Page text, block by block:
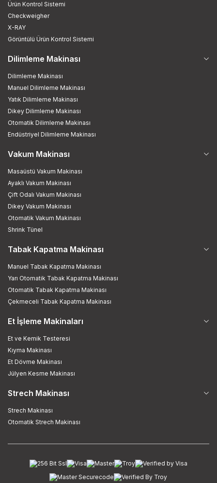
Ürün Kontrol Sistemi
Checkweigher
X-RAY
Görüntülü Ürün Kontrol Sistemi
Dilimleme Makinası
Dilimleme Makinası
Manuel Dilimleme Makinası
Yatık Dilimleme Makinası
Dikey Dilimleme Makinası
Otomatik Dilimleme Makinası
Endüstriyel Dilimleme Makinası
Vakum Makinası
Masaüstü Vakum Makinası
Ayaklı Vakum Makinası
Çift Odalı Vakum Makinası
Dikey Vakum Makinası
Otomatik Vakum Makinası
Shrink Tünel
Tabak Kapatma Makinası
Manuel Tabak Kapatma Makinası
Yarı Otomatik Tabak Kapatma Makinası
Otomatik Tabak Kapatma Makinası
Çekmeceli Tabak Kapatma Makinası
Et İşleme Makinaları
Et ve Kemik Testeresi
Kıyma Makinası
Et Dövme Makinası
Jülyen Kesme Makinası
Strech Makinası
Strech Makinası
Otomatik Strech Makinası